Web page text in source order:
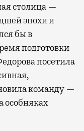
столица —
эпохи и
бы в
подготовки
посетила
команду —
особняках